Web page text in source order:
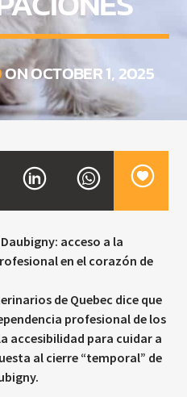
ON OCTOBER 1, 2025
acceso a la
en el corazón de
de Quebec dice que
profesional de los
accesibilidad para cuidar a
al cierre “temporal” de